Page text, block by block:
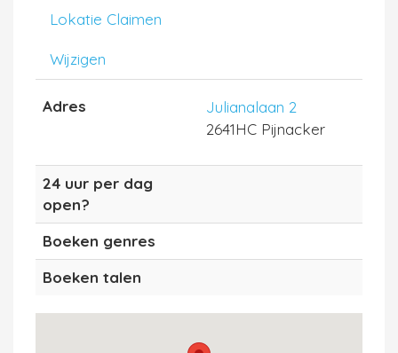
Lokatie Claimen
Wijzigen
Adres
Julianalaan 2
2641HC Pijnacker
24 uur per dag
open?
Boeken genres
Boeken talen